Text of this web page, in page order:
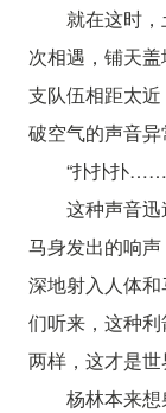
就在这时
次相遇，铺天
支队伍相距太
破空气的声音异
“扑扑扑
这种声音
马身发出的响
深地射入人体
们听来，这种
两样，这才是世
杨林本来